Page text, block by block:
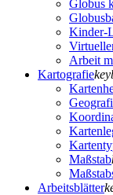
Globus
Kinder-
Arbeit
Kartografie
Maßstab
Arbeitsblätter